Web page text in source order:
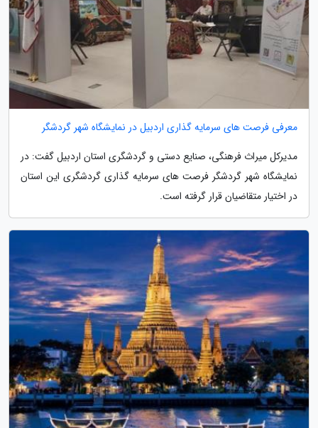
معرفی فرصت های سرمایه گذاری اردبیل در نمایشگاه شهر گردشگر
مدیرکل میراث فرهنگی، صنایع دستی و گردشگری استان اردبیل گفت: در
نمایشگاه شهر گردشگر فرصت های سرمایه گذاری گردشگری این استان
در اختیار متقاضیان قرار گرفته است.